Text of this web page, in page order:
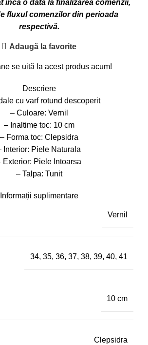
încă o dată la finalizarea comenzii,
fluxul comenzilor din perioada
respectivă.
Adaugă la favorite
se uită la acest produs acum!
Descriere
cu varf rotund descoperit
– Culoare: Vernil
– Inaltime toc: 10 cm
– Forma toc: Clepsidra
Interior: Piele Naturala
Exterior: Piele Intoarsa
– Talpa: Tunit
Informații suplimentare
Vernil
34, 35, 36, 37, 38, 39, 40, 41
10 cm
Clepsidra